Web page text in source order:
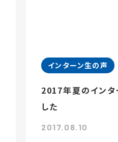
インターン生の声
2017年夏のイン
した
2017.08.10